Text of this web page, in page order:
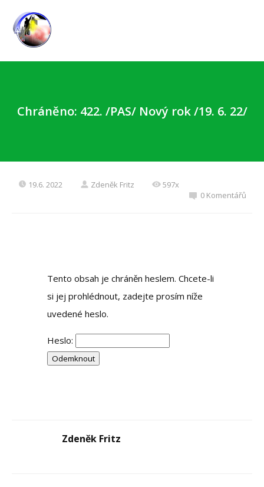
Chráněno: 422. /PAS/ Nový rok /19. 6. 22/
19.6. 2022 Zdeněk Fritz
597x
0 Komentářů
Tento obsah je chráněn heslem. Chcete-li
si jej prohlédnout, zadejte prosím níže
uvedené heslo.
Heslo:
Zdeněk Fritz